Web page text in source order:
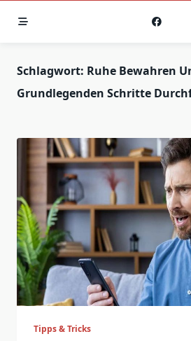
Schlagwort: Ruhe Bewahren
Grundlegenden Schritte
Tipps & Tricks